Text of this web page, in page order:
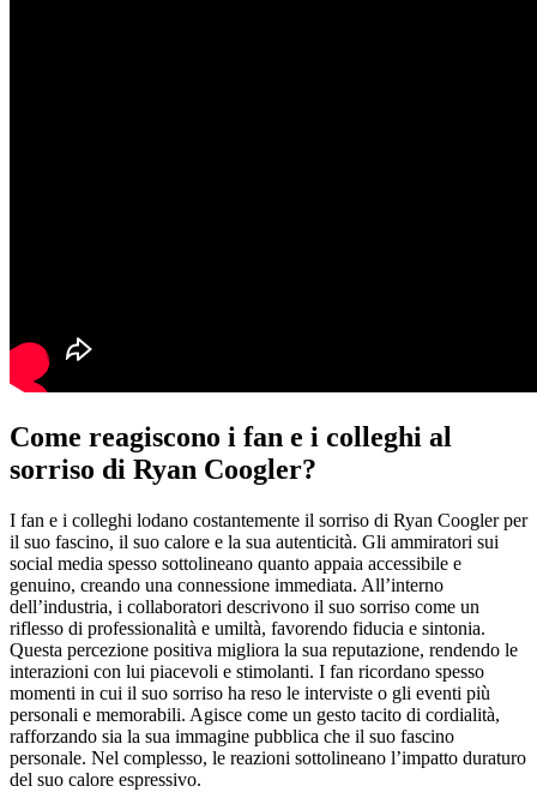
Come reagiscono i fan e i colleghi al
sorriso di Ryan Coogler?
I fan e i colleghi lodano costantemente il sorriso di Ryan Coogler per
il suo fascino, il suo calore e la sua autenticità. Gli ammiratori sui
social media spesso sottolineano quanto appaia accessibile e
genuino, creando una connessione immediata. All’interno
dell’industria, i collaboratori descrivono il suo sorriso come un
riflesso di professionalità e umiltà, favorendo fiducia e sintonia.
Questa percezione positiva migliora la sua reputazione, rendendo le
interazioni con lui piacevoli e stimolanti. I fan ricordano spesso
momenti in cui il suo sorriso ha reso le interviste o gli eventi più
personali e memorabili. Agisce come un gesto tacito di cordialità,
rafforzando sia la sua immagine pubblica che il suo fascino
personale. Nel complesso, le reazioni sottolineano l’impatto duraturo
del suo calore espressivo.